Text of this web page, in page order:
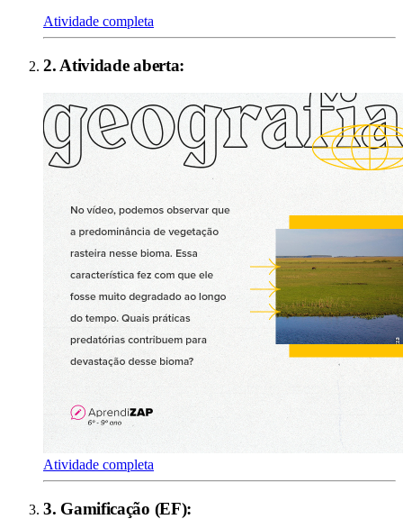
Atividade completa
2. Atividade aberta:
Atividade completa
3. Gamificação (EF):